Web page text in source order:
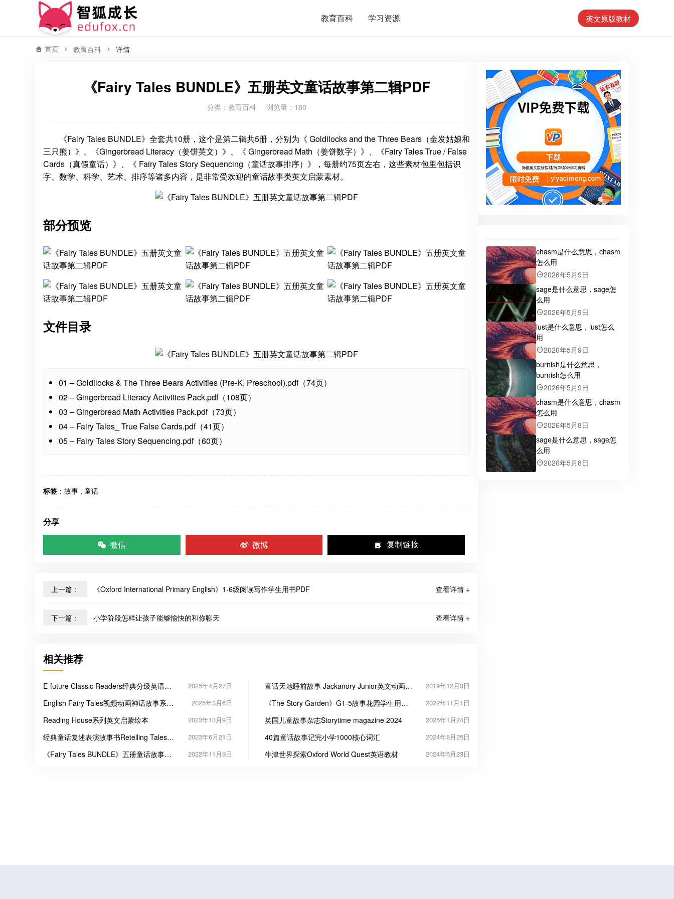
教育百科 学习资源 英文原版教材
首页 教育百科 详情
《Fairy Tales BUNDLE》五册英文童话故事第二辑PDF
分类： 教育百科 浏览量：180
《Fairy Tales BUNDLE》全套共10册，这个是第二辑共5册，分别为《 Goldilocks and the Three Bears（金发姑娘和
三只熊）》、《Gingerbread Literacy（姜饼英文）》、《 Gingerbread Math（姜饼数字）》、《Fairy Tales True / False
Cards（真假童话）》、《 Fairy Tales Story Sequencing（童话故事排序）》，每册约75页左右，这些素材包里包括识
字、数学、科学、艺术、排序等诸多内容，是非常受欢迎的童话故事类英文启蒙素材。
部分预览
文件目录
01 – Goldilocks & The Three Bears Activities (Pre-K, Preschool).pdf（74页）
02 – Gingerbread Literacy Activities Pack.pdf（108页）
03 – Gingerbread Math Activities Pack.pdf（73页）
04 – Fairy Tales_ True False Cards.pdf（41页）
05 – Fairy Tales Story Sequencing.pdf（60页）
标签 ： 故事 , 童话
分享
微信
微博 复制链接
上一篇： 查看详情 +
《Oxford International Primary English》1-6级阅读写作学生用书PDF
下一篇： 查看详情 +
小学阶段怎样让孩子能够愉快的和你聊天
相关推荐
E-future Classic Readers经典分级英语童
2025年4月27日
English Fairy Tales视频动画神话故事系列
2025年3月6日
Reading House系列英文启蒙绘本 2023年10月9日
经典童话复述表演故事书Retelling Tales
2023年6月21日
《Fairy Tales BUNDLE》五册童话故事主
2022年11月9日
童话天地睡前故事 Jackanory Junior英文动画下
2019年12月3日
《The Story Garden》G1-5故事花园学生用书
2022年11月1日
英国儿童故事杂志Storytime magazine 2024 2025年1月24日
40篇童话故事记完小学1000核心词汇 2024年8月25日
牛津世界探索Oxford World Quest英语教材 2024年6月23日
chasm是什么意思，chasm
怎么用
2026年5月9日
sage是什么意思，sage怎
么用
2026年5月9日
lust是什么意思，lust怎么
用
2026年5月9日
burnish是什么意思，
burnish怎么用
2026年5月9日
chasm是什么意思，chasm
怎么用
2026年5月8日
sage是什么意思，sage怎
么用
2026年5月8日